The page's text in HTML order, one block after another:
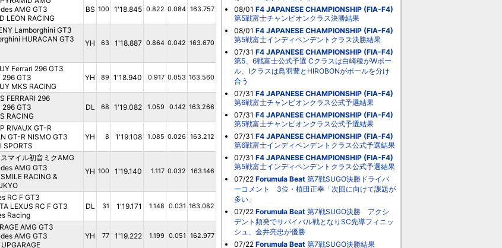
AMG GT3
LEON RACING
BS 100 1'18.845 0.822 0.084 163.757
Lamborghini GT3
HURACAN GT3
YH 63 1'18.887 0.864 0.042 163.670
Ferrari 296 GT3
296 GT3
MKS RACING
YH 89 1'18.940 0.917 0.053 163.560
FERRARI 296
296 GT3
RACING
DL 68 1'19.082 1.059 0.142 163.266
RIVAUX GT-R
GT-R NISMO GT3
SPORTS
YH 8 1'19.108 1.085 0.026 163.212
マイル初音ミクAMG
AMG GT3
RACING &
YH 100 1'19.140 1.117 0.032 163.146
RC F GT3
LEXUS RC F GT3
Racing
DL 31 1'19.171 1.148 0.031 163.082
AMG GT3
AMG GT3
YH 77 1'19.222 1.199 0.051 162.977
08/01 F4 JAPANESE CHAMPIONSHIP (FIA-F4)
第5戦富士チャンピオンクラス決勝結果
08/01 F4 JAPANESE CHAMPIONSHIP (FIA-F4)
第5戦富士インディペンデントクラス決勝結果
07/31 F4 JAPANESE CHAMPIONSHIP (FIA-F4)
第5、6戦富士公式予選 Cクラスは白崎稜がWポー
ル、Iクラスは鳥羽豊とHIROBONがポールを分け
合う
07/31 F4 JAPANESE CHAMPIONSHIP (FIA-F4)
第6戦富士チャンピオンクラス公式予選結果
07/31 F4 JAPANESE CHAMPIONSHIP (FIA-F4)
第5戦富士チャンピオンクラス公式予選結果
07/31 F4 JAPANESE CHAMPIONSHIP (FIA-F4)
第6戦富士インディペンデントクラス公式予選結果
07/31 F4 JAPANESE CHAMPIONSHIP (FIA-F4)
第5戦富士インディペンデントクラス公式予選結果
07/22 Forumula Beat 第7戦SUGO決勝ドライバ
ーコメント 3位・植田正幸「次回に向けて課題が
多い」
07/22 Forumula Beat 第7戦SUGO決勝 アクシ
デント頻発でサバイバル戦となりSC先導フィニッ
シュ、金井亮忠が優勝
07/22 Forumula Beat 第7戦SUGO決勝結果